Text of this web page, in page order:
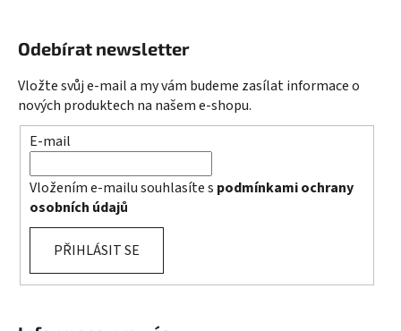
Odebírat newsletter
Vložte svůj e-mail a my vám budeme zasílat informace o
nových produktech na našem e-shopu.
E-mail
Vložením e-mailu souhlasíte s podmínkami ochrany
osobních údajů
PŘIHLÁSIT SE